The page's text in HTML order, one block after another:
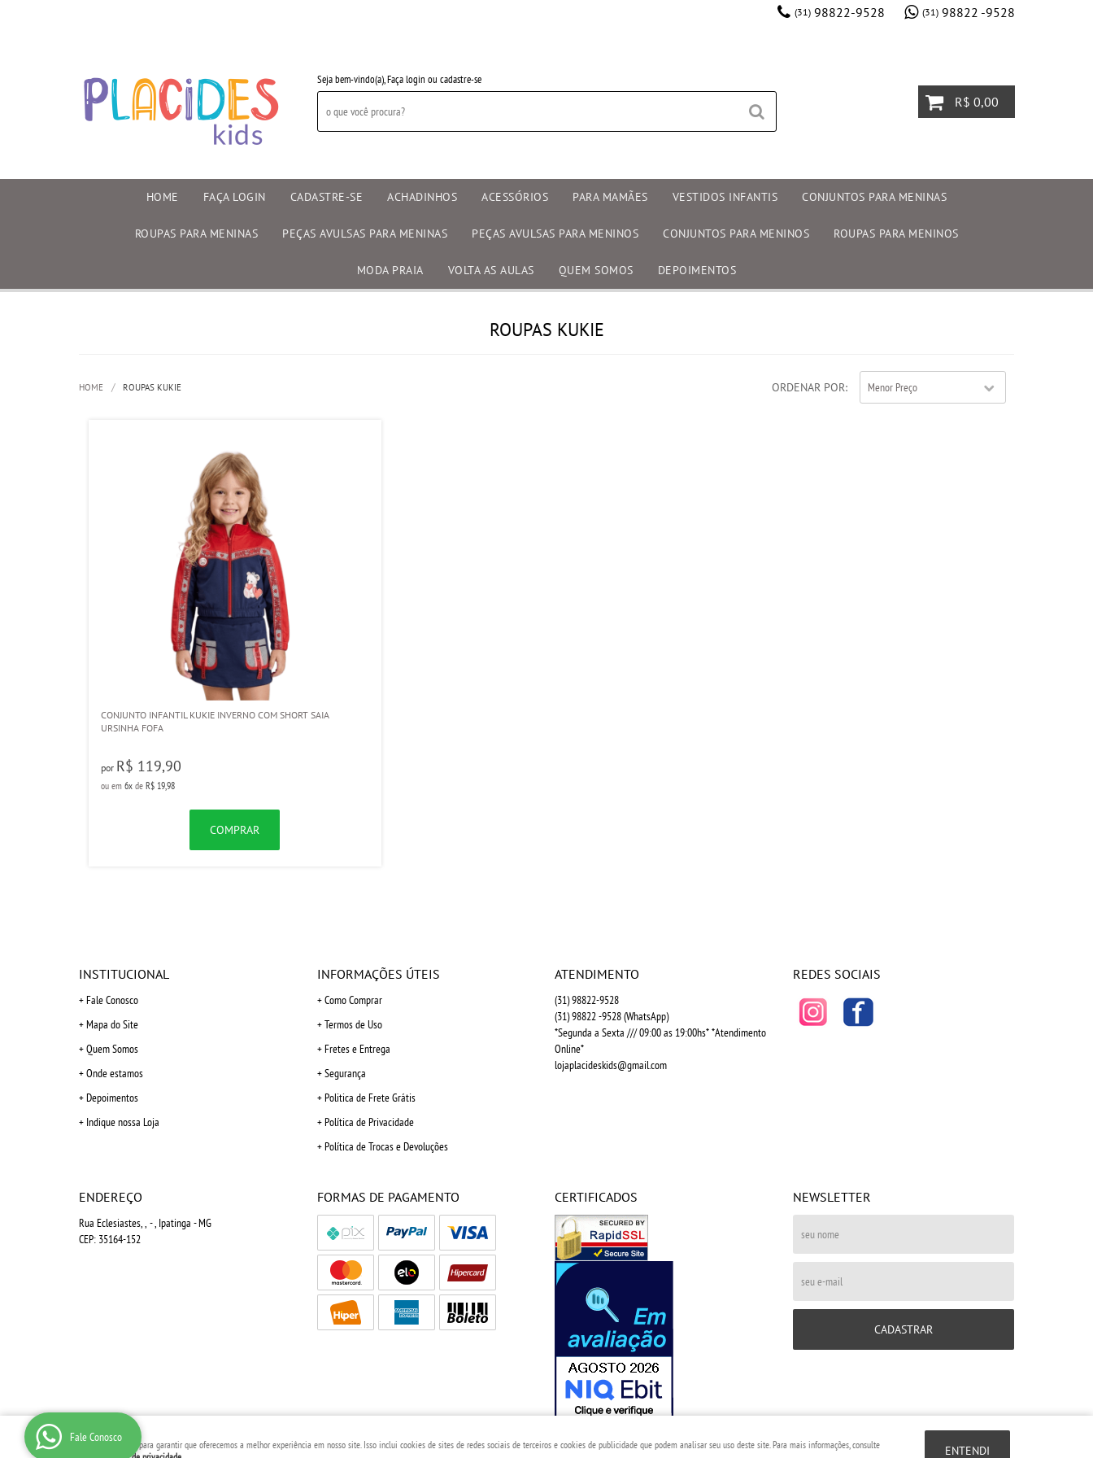
(31)98822-9528 (31)98822 -9528
Seja bem-vindo(a), Faça login ou cadastre-se
R$ 0,00
HOME FAÇA LOGIN CADASTRE-SE ACHADINHOS ACESSÓRIOS PARA MAMÃES VESTIDOS INFANTIS CONJUNTOS PARA MENINAS
ROUPAS PARA MENINAS PEÇAS AVULSAS PARA MENINAS PEÇAS AVULSAS PARA MENINOS CONJUNTOS PARA MENINOS ROUPAS PARA MENINOS
MODA PRAIA VOLTA AS AULAS QUEM SOMOS DEPOIMENTOS
ROUPAS KUKIE
HOME ROUPAS KUKIE ORDENAR POR Menor Preço
CONJUNTO INFANTIL KUKIE INVERNO COM SHORT SAIA
URSINHA FOFA
por R$ 119,90
ou em 6xde R$ 19,98
COMPRAR
INSTITUCIONAL
Fale Conosco
Mapa do Site
Quem Somos
Onde estamos
Depoimentos
Indique nossa Loja
INFORMAÇÕES ÚTEIS
Como Comprar
Termos de Uso
Fretes e Entrega
Segurança
Politica de Frete Grátis
Política de Privacidade
Política de Trocas e Devoluções
ATENDIMENTO
(31)98822-9528
(31)98822 -9528(WhatsApp)
*Segunda a Sexta /// 09:00 as 19:00hs* *Atendimento
Online*
lojaplacideskids@gmail.com
REDES SOCIAIS
ENDEREÇO
Rua Eclesiastes, , -, Ipatinga -MG
CEP: 35164-152
FORMAS DE PAGAMENTO CERTIFICADOS NEWSLETTER
CADASTRAR
Usamos cookies para garantir que oferecemos a melhor experiência em nosso site. Isso inclui cookies de sites de redes sociais de terceiros e cookies de publicidade que podem analisar seu uso deste site. Para mais informações, consulte
ENTENDI
Fale Conosco